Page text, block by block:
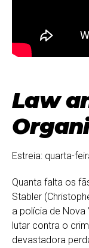
Law
Estreia: quarta-
Quanta falta os
Stabler
a polícia de Nova
lutar contra o
devastadora